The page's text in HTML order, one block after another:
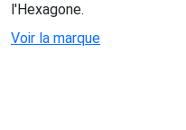
l'Hexagone.
Voir la marque